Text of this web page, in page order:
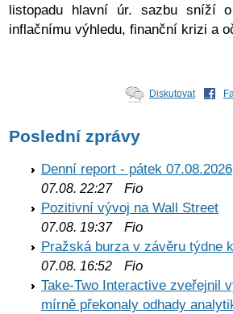
listopadu hlavní úr. sazbu sníží
inflačnímu výhledu, finanční krizi a
Diskutovat
Poslední zprávy
Denní report - pátek 07.08.2026
07.08. 22:27Fio
Pozitivní vývoj na Wall Street
07.08. 19:37Fio
Pražská burza v závěru týdne
07.08. 16:52 Fio
Take-Two Interactive zveřejnil
mírně překonaly odhady